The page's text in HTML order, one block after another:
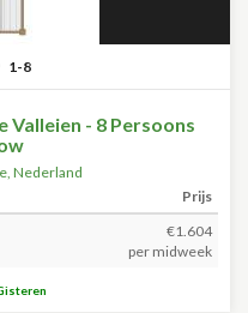
1-8
Valleien - 8 Persoons
, Nederland
Prijs
€1.604
per midweek